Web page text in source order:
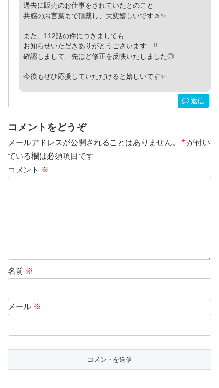
過去に販売のお仕事をされていたとのこと
共感のお言葉まで頂戴し、大変嬉しいです☺️✨
また、112話の件につきましても
お知らせいただきありがとうございます…!!
確認しまして、先ほど修正を反映いたしました◎
今後もぜひ応援していただけると嬉しいです✨
返信
コメントをどうぞ
メールアドレスが公開されることはありません。 * が付い
ている欄は必須項目です
コメント ※
名前 ※
メール ※